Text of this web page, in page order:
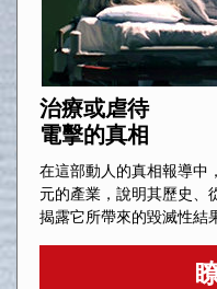
治療或虐待
電擊的真相
在這部動人的真相報導中
元的產業，說明其歷史、
揭露它所帶來的毀滅性結